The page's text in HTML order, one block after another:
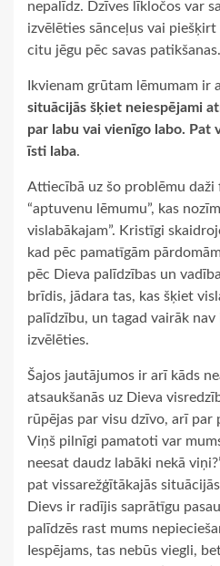
nepalīdz. Dzīves līkločos var
izvēlēties sānceļus vai
citu jēgu pēc savas patikšanas.
Ikvienam grūtam lēmumam ir
situācijās šķiet neiespējami
par labu vai vienīgo labo. Pat
īsti laba.
Attiecībā uz šo problēmu daži
“aptuvenu lēmumu”, kas
vislabākajam”. Kristīgi
kad pēc pamatīgām
pēc Dieva palīdzības un
brīdis, jādara tas, kas šķiet
palīdzību, un tagad vairāk nav
izvēlēties.
Šajos jautājumos ir arī kāds
atsaukšanās uz Dieva
rūpējas par visu dzīvo, arī par
Viņš pilnīgi pamatoti var
neesat daudz labāki nekā
pat vissarežģītākajās
Dievs ir radījis saprātīgu
palīdzēs rast mums
Iespējams, tas nebūs viegli,